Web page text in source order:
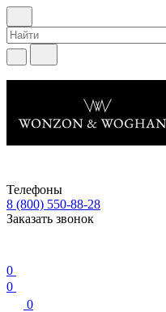
Телефоны
8 (800) 550-88-28
Заказать звонок
0
0
0